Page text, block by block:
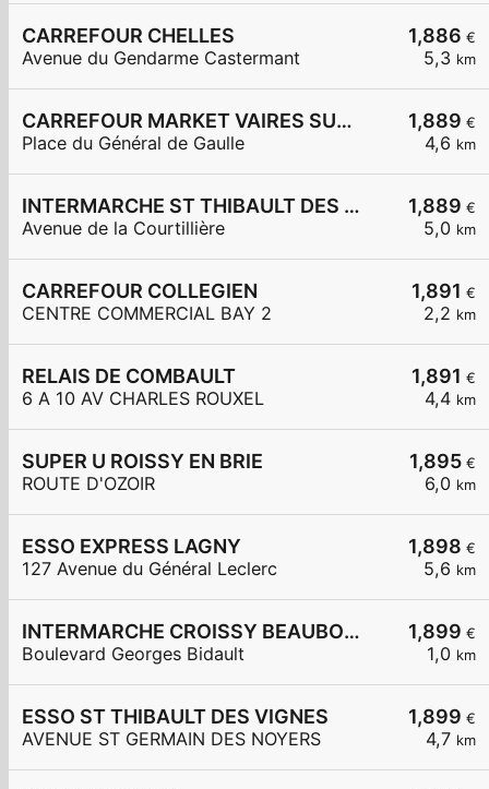
1,886 €
5,3 km
CARREFOUR CHELLES
Avenue du Gendarme Castermant
1,889 €
4,6 km
CARREFOUR MARKET VAIRES SUR MARNE
Place du Général de Gaulle
1,889 €
5,0 km
INTERMARCHE ST THIBAULT DES VIGNES
Avenue de la Courtillière
1,891 €
2,2 km
CARREFOUR COLLEGIEN
CENTRE COMMERCIAL BAY 2
1,891 €
4,4 km
RELAIS DE COMBAULT
6 A 10 AV CHARLES ROUXEL
1,895 €
6,0 km
SUPER U ROISSY EN BRIE
ROUTE D'OZOIR
1,898 €
5,6 km
ESSO EXPRESS LAGNY
127 Avenue du Général Leclerc
1,899 €
1,0 km
INTERMARCHE CROISSY BEAUBOURG
Boulevard Georges Bidault
1,899 €
4,7 km
ESSO ST THIBAULT DES VIGNES
AVENUE ST GERMAIN DES NOYERS